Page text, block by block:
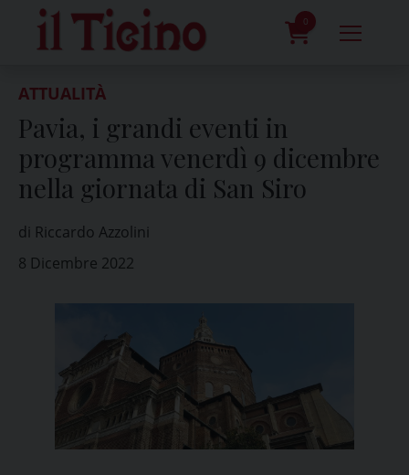
content
0
ATTUALITÀ
Pavia, i grandi eventi in
programma venerdì 9 dicembre
nella giornata di San Siro
di Riccardo Azzolini
8 Dicembre 2022